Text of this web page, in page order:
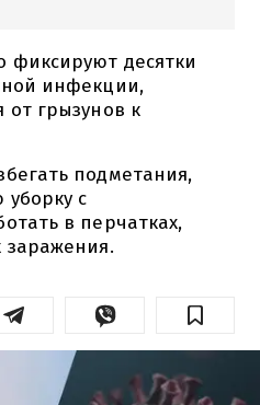
фиксируют десятки
инфекции,
от грызунов к
подметания,
с
в перчатках,
заражения.